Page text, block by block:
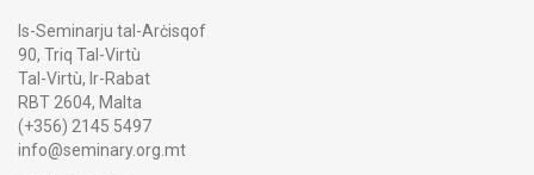
Is-Seminarju tal-Arċisqof
90, Triq Tal-Virtù
Tal-Virtù, Ir-Rabat
RBT 2604, Malta
(+356) 2145 5497
info@seminary.org.mt